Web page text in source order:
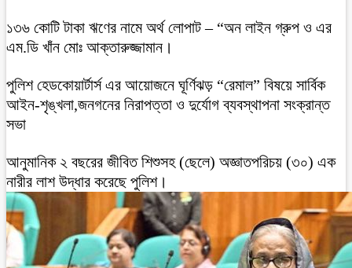
১৩৬ কোটি টাকা ঋণের নামে অর্থ লোপাট – “অন লাইন গ্রুপ ও এর
এম.ডি খাঁন মোঃ আক্তারুজ্জামান।
পুলিশ হেডকোয়ার্টার্স এর আয়োজনে ঘূর্ণিঝড় “রেমাল” বিষয়ে সার্বিক
আইন-শৃঙ্খলা,জনগনের নিরাপত্তা ও দুর্যোগ ব্যবস্থাপনা সংক্রান্ত
সভা
আনুমানিক ২ বছরের জীবিত শিশুসহ (ছেলে) অজ্ঞাতপরিচয় (৩০) এক
নারীর লাশ উদ্ধার করেছে পুলিশ।